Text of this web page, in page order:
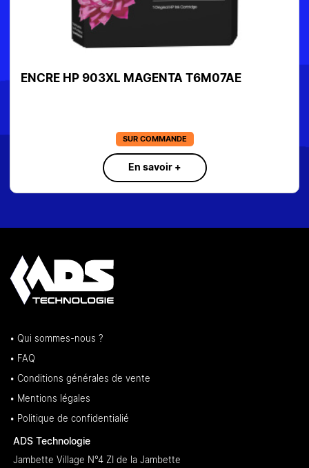
ENCRE HP 903XL MAGENTA T6M07AE
SUR COMMANDE
En savoir +
• Qui sommes-nous ?
• FAQ
• Conditions générales de vente
• Mentions légales
• Politique de confidentialié
ADS Technologie
Jambette Village N°4 ZI de la Jambette